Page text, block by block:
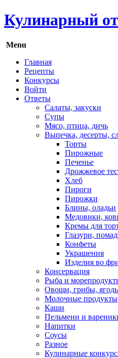
Кулинарный
Menu
Главная
Рецепты
Конкурсы
Войти
Ответы
Салаты, закуски
Супы
Мясо, птица, дичь
Выпечка, десерты,
Торты
Пирожные
Печенье
Дрожжевое
Хлеб
Пироги
Пирожки
Блины, оладьи
Медовики,
Кремы для
Глазури,
Конфеты
Украшения
Изделия во
Консервация
Рыба и
Овощи, грибы,
Молочные продукты
Каши
Пельмени и
Напитки
Соусы
Разное
Кулинарные